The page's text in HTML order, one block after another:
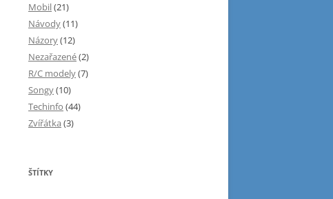
Mobil(21)
Návody(11)
Názory(12)
Nezařazené(2)
R/C modely(7)
Songy(10)
Techinfo (44)
Zvířátka (3)
ŠTÍTKY